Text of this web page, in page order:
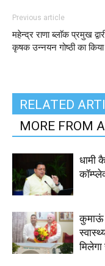
Previous article
महेन्द्र राणा ब्लाॅक प्रमुख
कृषक उन्नयन गोष्ठी का
RELATED
MORE FROM
धामी
कुमाऊं